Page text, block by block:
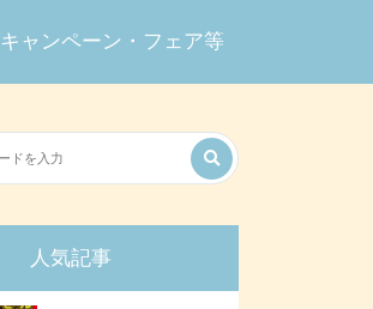
キャンペーン・フェア等
人気記事